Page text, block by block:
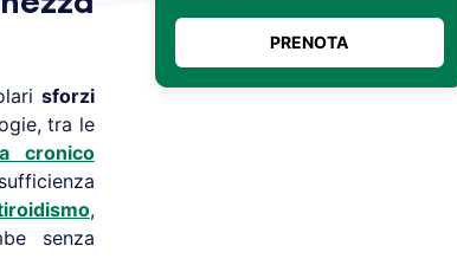
sforzi
tra le
cronico
,
senza